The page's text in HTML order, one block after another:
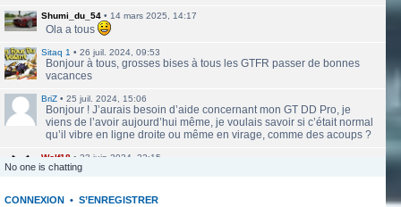
Shumi_du_54 • 14 mars 2025, 14:17
Ola a tous
Sitaq 1 • 26 juil. 2024, 09:53
Bonjour à tous, grosses bises à tous les GTFR passer de bonnes
vacances
BriZ • 25 juil. 2024, 15:06
Bonjour ! J’aurais besoin d’aide concernant mon GT DD Pro, je
viens de l’avoir aujourd’hui même, je voulais savoir si c’était normal
qu’il vibre en ligne droite ou même en virage, comme des acoups ?
Wolf18 • 23 juin 2024, 22:15
Le site a l'air de nouveau actif
labbethoven• 22 mars 2024, 16:12
No one is chatting
CONNEXION • S’ENREGISTRER